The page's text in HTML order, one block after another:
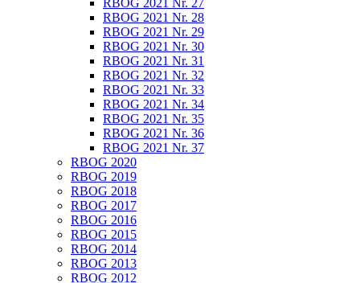
RBOG 2021 Nr. 27
RBOG 2021 Nr. 28
RBOG 2021 Nr. 29
RBOG 2021 Nr. 30
RBOG 2021 Nr. 31
RBOG 2021 Nr. 32
RBOG 2021 Nr. 33
RBOG 2021 Nr. 34
RBOG 2021 Nr. 35
RBOG 2021 Nr. 36
RBOG 2021 Nr. 37
RBOG 2020
RBOG 2019
RBOG 2018
RBOG 2017
RBOG 2016
RBOG 2015
RBOG 2014
RBOG 2013
RBOG 2012